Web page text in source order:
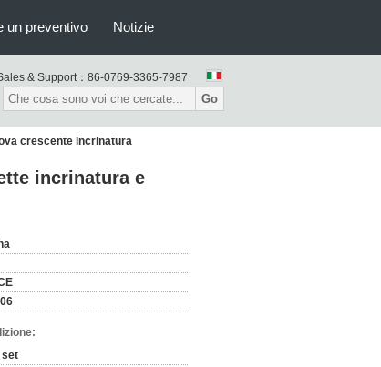
un preventivo Notizie
& Support： 86-0769-3365-7987
Go
crescente incrinatura
incrinatura e
set